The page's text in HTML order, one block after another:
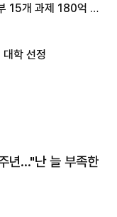
15개 과제 180억 지
학 선정
년…"난 늘 부족한